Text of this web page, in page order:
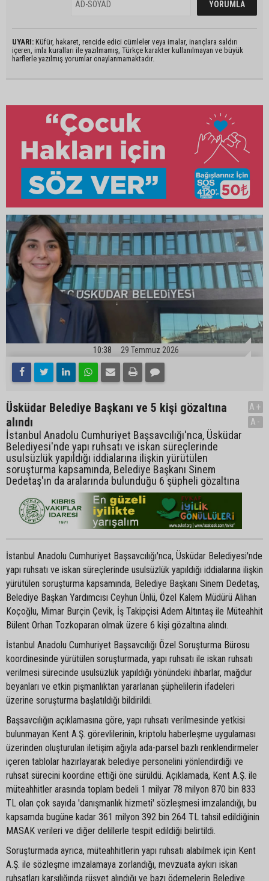
UYARI: Küfür, hakaret, rencide edici cümleler veya imalar, inançlara saldırı
içeren, imla kuralları ile yazılmamış, Türkçe karakter kullanılmayan ve büyük
harflerle yazılmış yorumlar onaylanmamaktadır.
10:38 29 Temmuz 2026
Üsküdar Belediye Başkanı ve 5 kişi gözaltına
alındı
İstanbul Anadolu Cumhuriyet Başsavcılığı'nca, Üsküdar
Belediyesi'nde yapı ruhsatı ve iskan süreçlerinde
usulsüzlük yapıldığı iddialarına ilişkin yürütülen
soruşturma kapsamında, Belediye Başkanı Sinem
Dedetaş'ın da aralarında bulunduğu 6 şüpheli gözaltına
A+
A-
İstanbul Anadolu Cumhuriyet Başsavcılığı'nca, Üsküdar Belediyesi'nde
yapı ruhsatı ve iskan süreçlerinde usulsüzlük yapıldığı iddialarına ilişkin
yürütülen soruşturma kapsamında, Belediye Başkanı Sinem Dedetaş,
Belediye Başkan Yardımcısı Ceyhun Ünlü, Özel Kalem Müdürü Alihan
Koçoğlu, Mimar Burçin Çevik, İş Takipçisi Adem Altıntaş ile Müteahhit
Bülent Orhan Tozkoparan olmak üzere 6 kişi gözaltına alındı.
İstanbul Anadolu Cumhuriyet Başsavcılığı Özel Soruşturma Bürosu
koordinesinde yürütülen soruşturmada, yapı ruhsatı ile iskan ruhsatı
verilmesi sürecinde usulsüzlük yapıldığı yönündeki ihbarlar, mağdur
beyanları ve etkin pişmanlıktan yararlanan şüphelilerin ifadeleri
üzerine soruşturma başlatıldığı bildirildi.
Başsavcılığın açıklamasına göre, yapı ruhsatı verilmesinde yetkisi
bulunmayan Kent A.Ş. görevlilerinin, kriptolu haberleşme uygulaması
üzerinden oluşturulan iletişim ağıyla ada-parsel bazlı renklendirmeler
içeren tablolar hazırlayarak belediye personelini yönlendirdiği ve
ruhsat sürecini koordine ettiği öne sürüldü. Açıklamada, Kent A.Ş. ile
müteahhitler arasında toplam bedeli 1 milyar 78 milyon 870 bin 833
TL olan çok sayıda 'danışmanlık hizmeti' sözleşmesi imzalandığı, bu
kapsamda bugüne kadar 361 milyon 392 bin 264 TL tahsil edildiğinin
MASAK verileri ve diğer delillerle tespit edildiği belirtildi.
Soruşturmada ayrıca, müteahhitlerin yapı ruhsatı alabilmek için Kent
A.Ş. ile sözleşme imzalamaya zorlandığı, mevzuata aykırı iskan
ruhsatları karşılığında rüşvet alındığı ve bazı ödemelerin Belediye